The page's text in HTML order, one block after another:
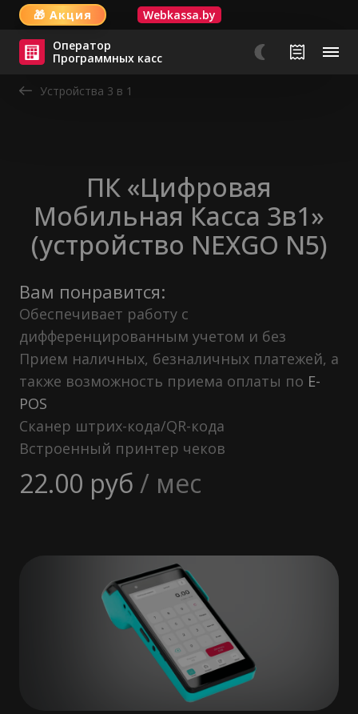
🎁 Акция
Webkassa.by
Оператор
Программных касс
Устройства 3 в 1
ПК «Цифровая
Мобильная Касса 3в1»
(устройство NEXGO N5)
Вам понравится:
Обеспечивает работу с
дифференцированным учетом и без
Прием наличных, безналичных платежей, а
также возможность приема оплаты по E-
POS
Сканер штрих-кода/QR-кода
Встроенный принтер чеков
22.00 руб / мес